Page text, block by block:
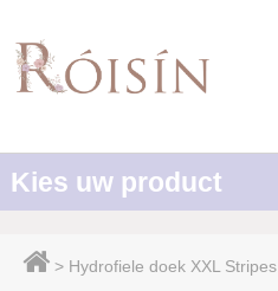
Kies uw product
> Hydrofiele doek XXL